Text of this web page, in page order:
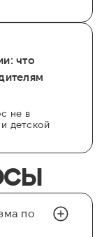
что
не в
детской
по